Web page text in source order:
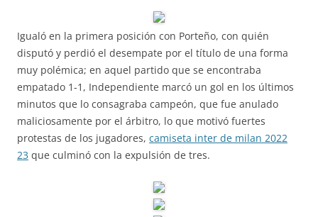
Igualó en la primera posición con Porteño, con quién
disputó y perdió el desempate por el título de una forma
muy polémica; en aquel partido que se encontraba
empatado 1-1, Independiente marcó un gol en los últimos
minutos que lo consagraba campeón, que fue anulado
maliciosamente por el árbitro, lo que motivó fuertes
protestas de los jugadores, camiseta inter de milan 2022
23 que culminó con la expulsión de tres.